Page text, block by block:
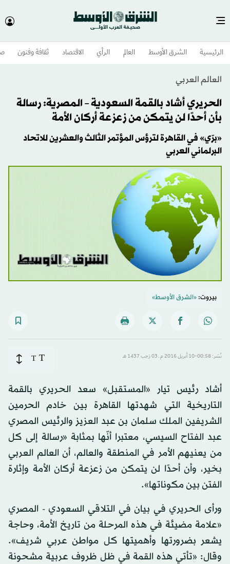
الرئيسية الشرق الأوسط​ العالم الرأي الاقتصاد ثقافة وفنون
العالم العربي
الحريري أشاد بالقمة السعودية – المصرية: رسالة
بأن أحدًا لن يتمكن من زعزعة أركان الأمة
«برّي» في القاهرة لترؤس المؤتمر الثالث والعشرين للاتحاد
البرلماني العربي
بيروت:«الشرق الأوسط»
نُشر: 00:58-10 أبريل 2016 م ـ 03 رَجب 1437 هـ T
T
أشاد رئيس تيار «المستقبل» سعد الحريري بالقمة
التاريخية التي شهدتها القاهرة بين خادم الحرمين
الشريفين الملك سلمان بن عبد العزيز والرئيس المصري
عبد الفتاح السيسي، معتبرا أنّها بمثابة «رسالة إلى كل
من يعنيهم الأمر في المنطقة والعالم، أن العالم العربي
بخير، وأن أحدًا لن يتمكن من زعزعة أركان الأمة وإثارة
الفتن بين مكوناتها».
ورأى الحريري في بيان في التلاقي السعودي - المصري
«علامة مضيئة في هذه المرحلة من تاريخ الأمة، وحاجة
يشعر بضرورتها وأهميتها كل مواطن عربي شريف».
وقال: «تأتي هذه القمة في ظل ظروف عربية مشحونة